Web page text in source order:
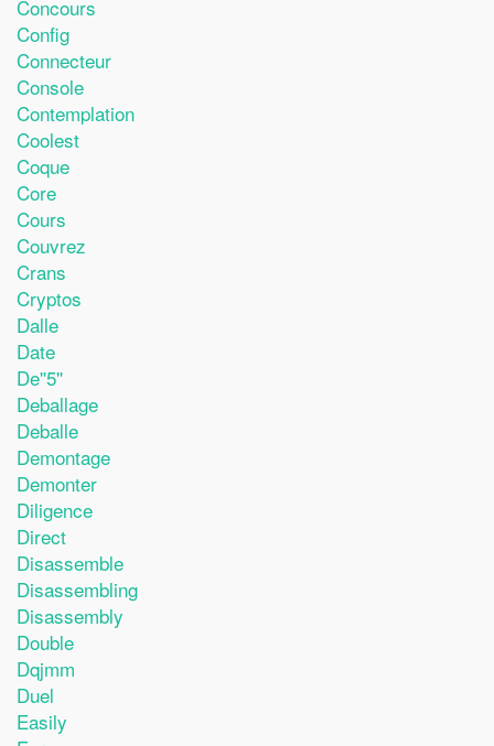
Concours
Config
Connecteur
Console
Contemplation
Coolest
Coque
Core
Cours
Couvrez
Crans
Cryptos
Dalle
Date
De''5''
Deballage
Deballe
Demontage
Demonter
Diligence
Direct
Disassemble
Disassembling
Disassembly
Double
Dqjmm
Duel
Easily